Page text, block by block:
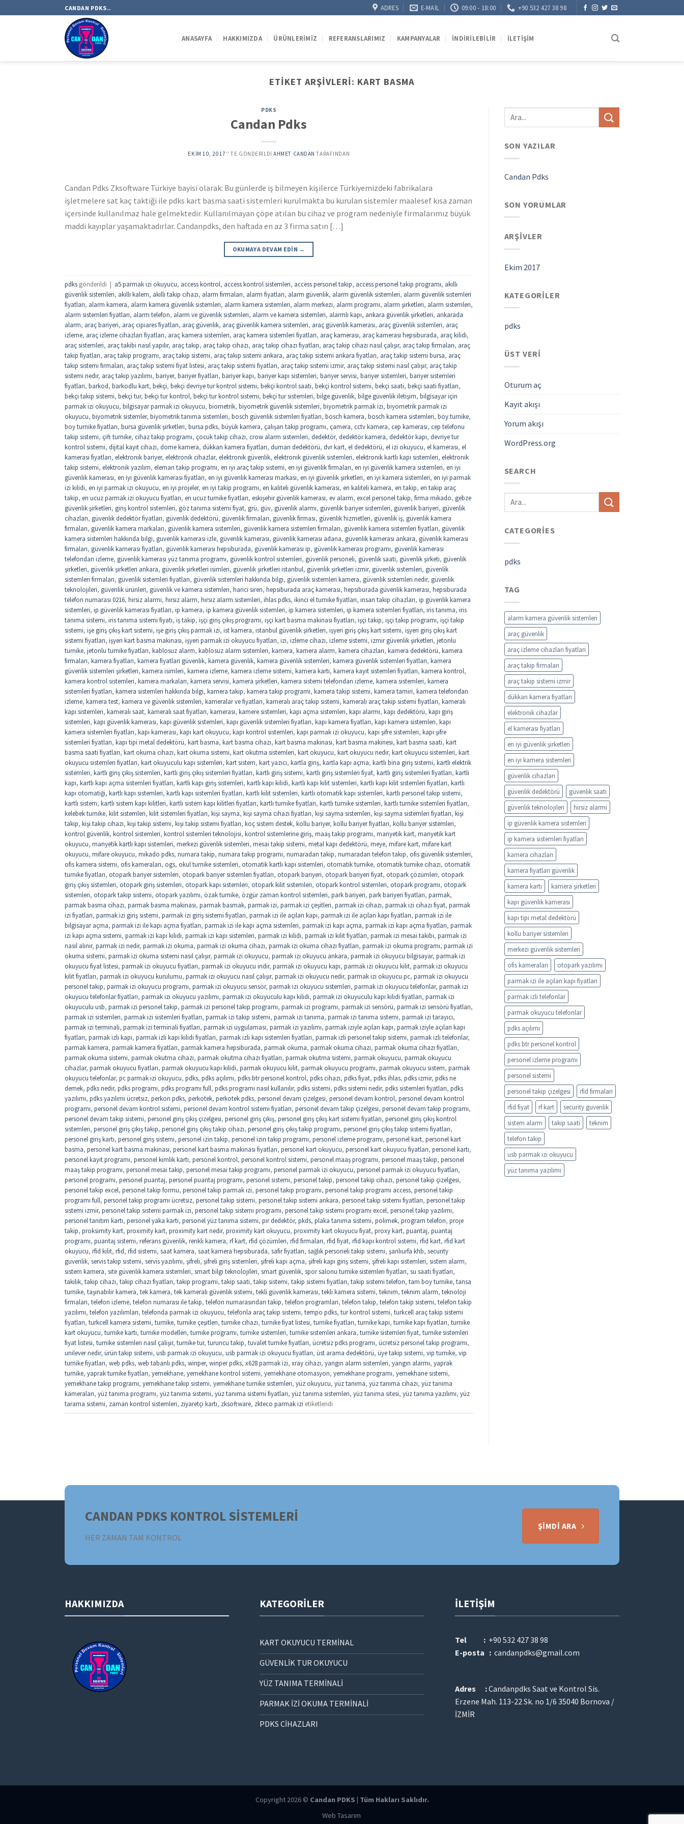
to
CANDAN PDKS.. ADRES E-MAIL 09:00 - 18:00 +90 532 427 38 98
ANASAYFA HAKKIMIZDA ÜRÜNLERIMIZ REFERANSLARIMIZ KAMPANYALAR İNDIRILEBILIR İLETIŞIM
ETIKET ARŞIVLERI: KART BASMA
PDKS
Candan Pdks
EKIM 10, 2017’' TE GÖNDERILDI AHMET CANDAN TARAFINDAN
Candan Pdks Zksoftware Türkiye bayisi olarak: Bu günlerde iş bilmeyen kişilerce Türkiyemizdeki fabrikalara
işletmelere sat kaç taktiği ile pdks kart basma saati sistemleri kurulmakta bu kurulan sistemler maalesef kısa zaman
içersinde kullanılmaz hale gelmektedir. Kullanılmayan çöpe atılan bu cihaz ve program nedeniyle firmalarımız büyük
maddi kayıplar yaşamaktadırlar. Candanpdks, den haftada en az 3 firma satın […]
OKUMAYA DEVAM EDIN →
pdks gönderildi | a5 parmak izi okuyucu, access kontrol, access kontrol sistemleri, access personel takip, access personel takip programı, akıllı
güvenlik sistemleri, akıllı kalem, akıllı takip cihazı, alarm firmaları, alarm fiyatları, alarm güvenlik, alarm güvenlik sistemleri, alarm güvenlik sistemleri
fiyatları, alarm kamera, alarm kamera güvenlik sistemleri, alarm kamera sistemleri, alarm merkezi, alarm programı, alarm şirketleri, alarm sistemleri,
alarm sistemleri fiyatları, alarm telefon, alarm ve güvenlik sistemleri, alarm ve kamera sistemleri, alarmlı kapı, ankara güvenlik şirketleri, ankarada
alarm, araç bariyeri, araç cipiares fiyatları, araç güvenlik, araç güvenlik kamera sistemleri, araç güvenlik kamerası, araç güvenlik sistemleri, araç
izleme, araç izleme cihazları fiyatları, araç kamera sistemleri, araç kamera sistemleri fiyatları, araç kamerası, araç kamerası hepsiburada, araç kilidi,
araç sistemleri, araç takibi nasıl yapılır, araç takip, araç takip cihazı, araç takip cihazı fiyatları, araç takip cihazı nasıl çalışır, araç takip firmaları, araç
takip fiyatları, araç takip programı, araç takip sistemi, araç takip sistemi ankara, araç takip sistemi ankara fiyatları, araç takip sistemi bursa, araç
takip sistemi firmaları, araç takip sistemi fiyat listesi, araç takip sistemi fiyatları, araç takip sistemi izmir, araç takip sistemi nasıl çalışır, araç takip
sistemi nedir, araç takip yazılımı, bariyer, bariyer fiyatları, bariyer kapı, bariyer kapı sistemleri, bariyer servisi, bariyer sistemleri, bariyer sistemleri
fiyatları, barkod, barkodlu kart, bekçi, bekçi devriye tur kontrol sistemi, bekçi kontrol saati, bekçi kontrol sistemi, bekçi saati, bekçi saati fiyatları,
bekçi takip sistemi, bekçi tur, bekçi tur kontrol, bekçi tur kontrol sistemi, bekçi tur sistemleri, bilge güvenlik, bilge güvenlik iletişim, bilgisayar için
parmak izi okuyucu, bilgisayar parmak izi okuyucu, biometrik, biyometrik güvenlik sistemleri, biyometrik parmak izi, biyometrik parmak izi
okuyucu, biyometrik sistemler, biyometrik tanıma sistemleri, bosch güvenlik sistemleri fiyatları, bosch kamera, bosch kamera sistemleri, boy turnike,
boy turnike fiyatları, bursa güvenlik şirketleri, bursa pdks, büyük kamera, çalışan takip programı, çamera, cctv kamera, cep kamerası, cep telefonu
takip sistemi, çift turnike, cihaz takip programı, çocuk takip cihazı, crow alarm sistemleri, dedektör, dedektör kamera, dedektör kapı, devriye tur
kontrol sistemi, dijital kayıt cihazı, dome kamera, dükkan kamera fiyatları, duman dedektörü, dvr kart, el dedektörü, el izi okuyucu, el kamerası, el
kamerası fiyatları, elektronik bariyer, elektronik cihazlar, elektronik güvenlik, elektronik güvenlik sistemleri, elektronik kartlı kapı sistemleri, elektronik
takip sistemi, elektronik yazılım, eleman takip programı, en iyi araç takip sistemi, en iyi güvenlik firmaları, en iyi güvenlik kamera sistemleri, en iyi
güvenlik kamerası, en iyi güvenlik kamerası fiyatları, en iyi güvenlik kamerası markası, en iyi güvenlik şirketleri, en iyi kamera sistemleri, en iyi parmak
izi kilidi, en iyi parmak izi okuyucu, en iyi projeler, en iyi takip programı, en kaliteli güvenlik kamerası, en kaliteli kamera, en takip, en takip araç
takip, en ucuz parmak izi okuyucu fiyatları, en ucuz turnike fiyatları, eskişehir güvenlik kamerası, ev alarm, excel personel takip, firma mikado, gebze
güvenlik şirketleri, giriş kontrol sistemleri, göz tanıma sistemi fiyat, grü, güv, güvenlik alarmı, güvenlik bariyer sistemleri, güvenlik bariyeri, güvenlik
cihazları, güvenlik dedektör fiyatları, güvenlik dedektörü, güvenlik firmaları, güvenlik firması, güvenlik hizmetleri, güvenlik iş, güvenlik kamera
firmaları, güvenlik kamera markaları, güvenlik kamera sistemleri, güvenlik kamera sistemleri firmaları, güvenlik kamera sistemleri fiyatları, güvenlik
kamera sistemleri hakkında bilgi, guvenlik kamerasi izle, güvenlik kamerası, güvenlik kamerası adana, güvenlik kamerası ankara, güvenlik kamerası
firmaları, güvenlik kamerası fiyatları, güvenlik kamerası hepsiburada, güvenlik kamerası ip, güvenlik kamerası programı, güvenlik kamerası
telefondan izleme, güvenlik kamerası yüz tanıma programı, güvenlik kontrol sistemleri, güvenlik personeli, güvenlik saati, güvenlik şirketi, güvenlik
şirketleri, güvenlik şirketleri ankara, güvenlik şirketleri isimleri, güvenlik şirketleri istanbul, güvenlik şirketleri izmir, güvenlik sistemleri, güvenlik
sistemleri firmaları, güvenlik sistemleri fiyatları, güvenlik sistemleri hakkında bilgi, güvenlik sistemleri kamera, güvenlik sistemleri nedir, güvenlik
teknolojileri, güvenlik ürünleri, güvenlik ve kamera sistemleri, harici siren, hepsiburada araç kamerası, hepsiburada güvenlik kamerası, hepsiburada
telefon numarası 0216, hirsiz alarmi, hırsız alarm, hırsız alarm sistemleri, ihlas pdks, ikinci el turnike fiyatları, insan takip cihazları, ip güvenlik kamera
sistemleri, ip güvenlik kamerası fiyatları, ip kamera, ip kamera güvenlik sistemleri, ip kamera sistemleri, ip kamera sistemleri fiyatları, iris tanıma, iris
tanıma sistemi, iris tanıma sistemi fiyatı, iş takip, işçi giriş çıkış programı, işçi kart basma makinası fiyatları, işçi takip, işçi takip programı, işçi takip
sistemi, işe giriş çıkış kart sistemi, işe giriş çıkış parmak izi, ist kamera, istanbul güvenlik şirketleri, işyeri giriş çıkış kart sistemi, işyeri giriş çıkış kart
sistemi fiyatları, işyeri kart basma makinası, işyeri parmak izi okuyucu fiyatları, izi, izleme cihazı, izleme sistemi, izmir güvenlik şirketleri, jetonlu
turnike, jetonlu turnike fiyatları, kablosuz alarm, kablosuz alarm sistemleri, kamera, kamera alarm, kamera cihazları, kamera dedektörü, kamera
firmaları, kamera fiyatları, kamera fiyatları güvenlik, kamera güvenlik, kamera güvenlik sistemleri, kamera güvenlik sistemleri fiyatları, kamera
güvenlik sistemleri şirketleri, kamera isimleri, kamera izleme, kamera izleme sistemi, kamera kartı, kamera kayıt sistemleri fiyatları, kamera kontrol,
kamera kontrol sistemleri, kamera markaları, kamera servisi, kamera şirketleri, kamera sistemi telefondan izleme, kamera sistemleri, kamera
sistemleri fiyatları, kamera sistemleri hakkında bilgi, kamera takip, kamera takip programı, kamera takip sistemi, kamera tamiri, kamera telefondan
izleme, kamera test, kamera ve güvenlik sistemleri, kameralar ve fiyatları, kameralı araç takip sistemi, kameralı araç takip sistemi fiyatları, kameralı
kapı sistemleri, kameralı saat, kameralı saat fiyatları, kamerası, kamere sistemleri, kapı açma sistemleri, kapı alarmı, kapı dedektörü, kapı giriş
sistemleri, kapı güvenlik kamerası, kapı güvenlik sistemleri, kapı güvenlik sistemleri fiyatları, kapı kamera fiyatları, kapı kamera sistemleri, kapı
kamera sistemleri fiyatları, kapı kamerası, kapı kart okuyucu, kapı kontrol sistemleri, kapı parmak izi okuyucu, kapı şifre sistemleri, kapı şifre
sistemleri fiyatları, kapı tipi metal dedektörü, kart basma, kart basma cihazı, kart basma makinası, kart basma makinesi, kart basma saati, kart
basma saati fiyatları, kart okuma cihazı, kart okuma sistemi, kart okutma sistemleri, kart okuyucu, kart okuyucu nedir, kart okuyucu sistemleri, kart
okuyucu sistemleri fiyatları, kart okuyuculu kapı sistemleri, kart sistem, kart yazıcı, kartla giriş, kartla kapı açma, kartlı bina giriş sistemi, kartlı elektrik
sistemleri, kartlı giriş çıkış sistemleri, kartlı giriş çıkış sistemleri fiyatları, kartlı giriş sistemi, kartlı giriş sistemleri fiyat, kartlı giriş sistemleri fiyatları, kartlı
kapı, kartlı kapı açma sistemleri fiyatları, kartlı kapı giriş sistemleri, kartlı kapı kilidi, kartlı kapı kilit sistemleri, kartlı kapı kilit sistemleri fiyatları, kartlı
kapı otomatiği, kartlı kapı sistemleri, kartlı kapı sistemleri fiyatları, kartlı kilit sistemleri, kartlı otomatik kapı sistemleri, kartlı personel takip sistemi,
kartlı sistem, kartlı sistem kapı kilitleri, kartlı sistem kapı kilitleri fiyatları, kartlı turnike fiyatları, kartlı turnike sistemleri, kartlı turnike sistemleri fiyatları,
kelebek turnike, kilit sistemleri, kilit sistemleri fiyatları, kişi sayma, kişi sayma cihazı fiyatları, kişi sayma sistemleri, kişi sayma sistemleri fiyatları, kişi
takip, kişi takip cihazı, kişi takip sistemi, kişi takip sistemi fiyatları, koç sistem destek, kollu bariyer, kollu bariyer fiyatları, kollu bariyer sistemleri,
kontrol güvenlik, kontrol sistemleri, kontrol sistemleri teknolojisi, kontrol sistemlerine giriş, maaş takip programı, manyetik kart, manyetik kart
okuyucu, manyetik kartlı kapı sistemleri, merkezi güvenlik sistemleri, mesai takip sistemi, metal kapı dedektörü, meye, mifare kart, mifare kart
okuyucu, mifare okuyucu, mikado pdks, numara takip, numara takip programı, numaradan takip, numaradan telefon takip, ofis güvenlik sistemleri,
ofis kamera sistemi, ofis kameraları, ogs, okul turnike sistemleri, otomatik kartlı kapı sistemleri, otomatik turnike, otomatik turnike cihazı, otomatik
turnike fiyatları, otopark bariyer sistemleri, otopark bariyer sistemleri fiyatları, otopark bariyeri, otopark bariyeri fiyat, otopark çözümleri, otopark
giriş çıkış sistemleri, otopark giriş sistemleri, otopark kapı sistemleri, otopark kilit sistemleri, otopark kontrol sistemleri, otopark programı, otopark
sistemleri, otopark takip sistemi, otopark yazılımı, özak turnike, özgür zaman kontrol sistemleri, park bariyeri, park bariyeri fiyatları, parmak,
parmak basma cihazı, parmak basma makinası, parmak basmak, parmak izi, parmak izi çeşitleri, parmak izi cihazı, parmak izi cihazı fiyat, parmak
izi fiyatları, parmak izi giriş sistemi, parmak izi giriş sistemi fiyatları, parmak izi ile açılan kapı, parmak izi ile açılan kapı fiyatları, parmak izi ile
bilgisayar açma, parmak izi ile kapı açma fiyatları, parmak izi ile kapı açma sistemleri, parmak izi kapı açma, parmak izi kapı açma fiyatları, parmak
izi kapı açma sistemi, parmak izi kapı kilidi, parmak izi kapı sistemleri, parmak izi kilidi, parmak izi kilit fiyatları, parmak izi mesai takibi, parmak izi
nasıl alınır, parmak izi nedir, parmak izi okuma, parmak izi okuma cihazı, parmak izi okuma cihazı fiyatları, parmak izi okuma programı, parmak izi
okuma sistemi, parmak izi okuma sistemi nasıl çalışır, parmak izi okuyucu, parmak izi okuyucu ankara, parmak izi okuyucu bilgisayar, parmak izi
okuyucu fiyat listesi, parmak izi okuyucu fiyatları, parmak izi okuyucu indir, parmak izi okuyucu kapı, parmak izi okuyucu kilit, parmak izi okuyucu
kilit fiyatları, parmak izi okuyucu kurulumu, parmak izi okuyucu nasıl çalışır, parmak izi okuyucu nedir, parmak izi okuyucu pc, parmak izi okuyucu
personel takip, parmak izi okuyucu programı, parmak izi okuyucu sensör, parmak izi okuyucu sistemleri, parmak izi okuyucu telefonlar, parmak izi
okuyucu telefonlar fiyatları, parmak izi okuyucu yazılımı, parmak izi okuyuculu kapı kilidi, parmak izi okuyuculu kapı kilidi fiyatları, parmak izi
okuyuculu usb, parmak izi personel takip, parmak izi personel takip programı, parmak izi programı, parmak izi sensörü, parmak izi sensörü fiyatları,
parmak izi sistemleri, parmak izi sistemleri fiyatları, parmak izi takip sistemi, parmak izi tanıma, parmak izi tanıma sistemi, parmak izi tarayıcı,
parmak izi terminali, parmak izi terminali fiyatları, parmak izi uygulaması, parmak izi yazılımı, parmak iziyle açılan kapı, parmak iziyle açılan kapı
fiyatları, parmak izli kapı, parmak izli kapı kilidi fiyatları, parmak izli kapı sistemleri fiyatları, parmak izli personel takip sistemi, parmak izli telefonlar,
parmak kamera, parmak kamera fiyatları, parmak kamera hepsiburada, parmak okuma, parmak okuma cihazı, parmak okuma cihazı fiyatları,
parmak okuma sistemi, parmak okutma cihazı, parmak okutma cihazı fiyatları, parmak okutma sistemi, parmak okuyucu, parmak okuyucu
cihazlar, parmak okuyucu fiyatları, parmak okuyucu kapı kilidi, parmak okuyucu kilit, parmak okuyucu programı, parmak okuyucu sistem, parmak
okuyucu telefonlar, pc parmak izi okuyucu, pdks, pdks açılımı, pdks btr personel kontrol, pdks cihazı, pdks fiyat, pdks ihlas, pdks izmir, pdks ne
demek, pdks nedir, pdks programı, pdks programı full, pdks programı nasıl kullanılır, pdks sistemi, pdks sistemi nedir, pdks sistemleri fiyatları, pdks
yazılımı, pdks yazılımı ücretsiz, perkon pdks, perkotek, perkotek pdks, personel devam çizelgesi, personel devam kontrol, personel devam kontrol
programı, personel devam kontrol sistemi, personel devam kontrol sistemi fiyatları, personel devam takip çizelgesi, personel devam takip programı,
personel devam takip sistemi, personel giriş çikiş çizelgesi, personel giriş çıkış, personel giriş çıkış kart sistemi fiyatları, personel giriş çıkış kontrol
sistemleri, personel giriş çıkış takip, personel giriş çıkış takip cihazı, personel giriş çıkış takip programı, personel giriş çıkış takip sistemi fiyatları,
personel giriş kartı, personel giriş sistemi, personel izin takip, personel izin takip programı, personel izleme programı, personel kart, personel kart
basma, personel kart basma makinası, personel kart basma makinası fiyatları, personel kart okuyucu, personel kart okuyucu fiyatları, personel kartı,
personel kayıt programı, personel kimlik kartı, personel kontrol, personel kontrol sistemi, personel maaş programı, personel maaş takip, personel
maaş takip programı, personel mesai takip, personel mesai takip programı, personel parmak izi okuyucu, personel parmak izi okuyucu fiyatları,
personel programı, personel puantaj, personel puantaj programı, personel sistemi, personel takip, personel takip cihazı, personel takip çizelgesi,
personel takip excel, personel takip formu, personel takip parmak izi, personel takip programı, personel takip programı access, personel takip
programı full, personel takip programı ücretsiz, personel takip sistemi, personel takip sistemi ankara, personel takip sistemi fiyatları, personel takip
sistemi izmir, personel takip sistemi parmak izi, personel takip sistemi programı, personel takip sistemi programı excel, personel takip yazılımı,
personel tanıtım kartı, personel yaka kartı, personel yüz tanıma sistemi, pır dedektör, pkds, plaka tanıma sistemi, polimek, program telefon, proje
takip, proksimity kart, proximity kart, proximity kart nedir, proximity kart okuyucu, proximity kart okuyucu fiyat, proxy kart, puantaj, puantaj
programı, puantaj sistemi, referans güvenlik, renkli kamera, rf kart, rfid çözümleri, rfid firmaları, rfid fiyat, rfid kapı kontrol sistemi, rfid kart, rfid kart
okuyucu, rfid kilit, rfıd, rfıd sistemi, saat kamera, saat kamera hepsiburada, safir fiyatları, sağlık personeli takip sistemi, şanlıurfa khb, security
guvenlik, servis takip sistemi, servis yazılımı, şifreli, şifreli giriş sistemleri, şifreli kapı açma, şifreli kapı giriş sistemi, şifreli kapı sistemleri, sistem alarm,
sistem kamera, site güvenlik kamera sistemleri, smart bilgi teknolojileri, smart güvenlik, spor salonu turnike sistemleri fiyatları, su saati fiyatları,
takilik, takip cihazı, takip cihazı fiyatları, takip programi, takip saati, takip sistemi, takip sistemi fiyatları, takip sistemi telefon, tam boy turnike, tansa
turnike, taşınabilir kamera, tek kamera, tek kameralı güvenlik sistemi, tekli güvenlik kamerası, tekli kamera sistemi, teknim, teknim alarm, teknoloji
firmaları, telefon izleme, telefon numarası ile takip, telefon numarasından takip, telefon programlari, telefon takip, telefon takip sistemi, telefon takip
yazılımı, telefon yazılımları, telefonda parmak izi okuyucu, telefonla araç takip sistemi, tempo pdks, tur kontrol sistemi, turkcell araç takip sistemi
fiyatları, turkcell kamera sistemi, turnike, turnike çeşitleri, turnike cihazı, turnike fiyat listesi, turnike fiyatları, turnike kapı, turnike kapı fiyatları, turnike
kart okuyucu, turnike kartı, turnike modelleri, turnike programı, turnike sistemleri, turnike sistemleri ankara, turnike sistemleri fiyat, turnike sistemleri
fiyat listesi, turnike sistemleri nasıl çalışır, turnike tur, turuncu takip, tuvalet turnike fiyatları, ücretsiz pdks programı, ücretsiz personel takip programı,
unilever nedir, ürün takip sistemi, usb parmak izi okuyucu, usb parmak izi okuyucu fiyatları, üst arama dedektörü, üye takip sistemi, vip turnike, vip
turnike fiyatları, web pdks, web tabanlı pdks, winper, winper pdks, x628 parmak izi, xray cihazı, yangın alarm sistemleri, yangın alarmı, yaprak
turnike, yaprak turnike fiyatları, yemekhane, yemekhane kontrol sistemi, yemekhane otomasyon, yemekhane programı, yemekhane sistemi,
yemekhane takip programı, yemekhane takip sistemi, yemekhane turnike sistemleri, yüz okuyucu, yüz tanıma, yüz tanıma cihazı, yüz tanıma
kameraları, yüz tanıma programı, yüz tanıma sistemi, yüz tanıma sistemi fiyatları, yüz tanıma sistemleri, yüz tanıma sitesi, yüz tanıma yazılımı, yüz
tarama sistemi, zaman kontrol sistemleri, ziyaretçi kartı, zksoftware, zkteco parmak izi etiketlendi
SON YAZILAR
Candan Pdks
SON YORUMLAR
ARŞIVLER
Ekim 2017
KATEGORILER
pdks
ÜST VERI
Oturum aç
Kayıt akışı
Yorum akışı
WordPress.org
SEARCH
CATEGORIES
pdks
TAG
alarm kamera güvenlik sistemleri
araç güvenlik
araç izleme cihazları fiyatları
araç takip firmaları
araç takip sistemi izmir
dükkan kamera fiyatları
elektronik cihazlar
el kamerası fiyatları
en iyi güvenlik şirketleri
en iyi kamera sistemleri
güvenlik cihazları
güvenlik dedektörü
güvenlik saati
güvenlik teknolojileri
hirsiz alarmi
ip güvenlik kamera sistemleri
ip kamera sistemleri fiyatları
kamera cihazları
kamera fiyatları güvenlik
kamera kartı
kamera şirketleri
kapı güvenlik kamerası
kapı tipi metal dedektörü
kollu bariyer sistemleri
merkezi güvenlik sistemleri
ofis kameraları
otopark yazılımı
parmak izi ile açılan kapı fiyatları
parmak izli telefonlar
parmak okuyucu telefonlar
pdks açılımı
pdks btr personel kontrol
personel izleme programı
personel sistemi
personel takip çizelgesi
rfid firmaları
rfid fiyat
rf kart
security guvenlik
sistem alarm
takip saati
teknim
telefon takip
usb parmak izi okuyucu
yüz tanıma yazılımı
CANDAN PDKS KONTROL SİSTEMLERİ
HER ZAMAN TAM KONTROL
ŞIMDI ARA
HAKKIMIZDA KATEGORILER
KART OKUYUCU TERMİNAL
GÜVENLİK TUR OKUYUCU
YÜZ TANIMA TERMİNALİ
PARMAK İZİ OKUMA TERMİNALİ
PDKS CİHAZLARI
İLETIŞIM
Tel : +90 532 427 38 98
E-posta : candanpdks@gmail.com
Adres :Candanpdks Saat ve Kontrol Sis.
Erzene Mah. 113-22 Sk. no 1/6 35040 Bornova /
İZMİR
Copyright 2026 © Candan PDKS | Tüm Hakları Saklıdır.
Web Tasarım